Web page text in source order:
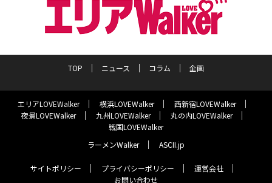
TOP ニュース コラム 企画
エリアLOVEWalker 横浜LOVEWalker
西新宿LOVEWalker
夜景LOVEWalker
九州LOVEWalker
丸の内LOVEWalker
戦国LOVEWalker
ラーメンWalker
ASCII.jp
サイトポリシー プライバシーポリシー
運営会社
お問い合わせ